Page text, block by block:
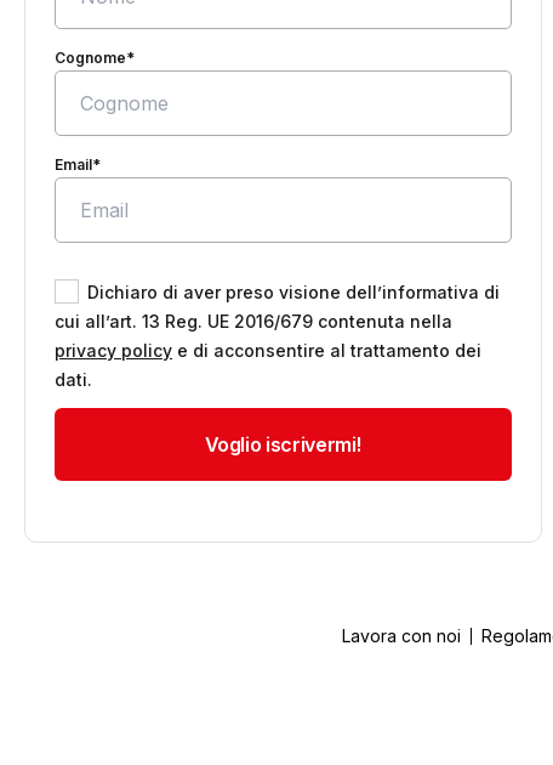
Cognome*
Email*
Dichiaro di aver preso visione dell’informativa di
cui all’art. 13 Reg. UE 2016/679 contenuta nella
privacy policy e di acconsentire al trattamento dei
dati.
Lavora con noi